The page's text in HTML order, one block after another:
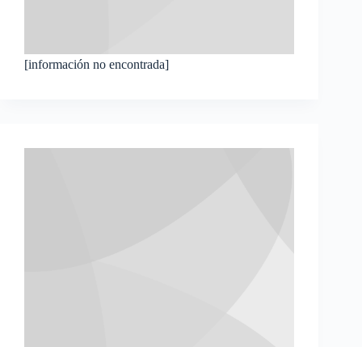
[información no encontrada]